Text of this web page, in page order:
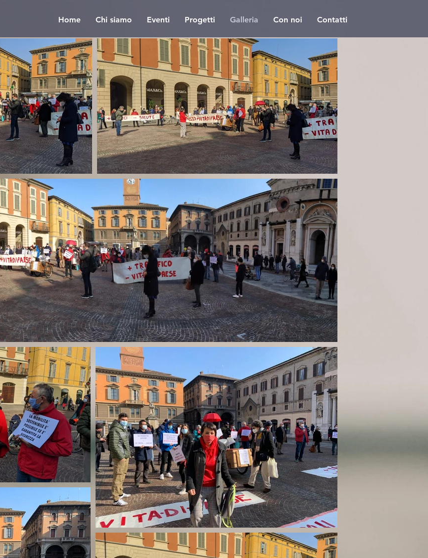
Home Chi siamo Eventi Progetti Galleria Con noi Contatti